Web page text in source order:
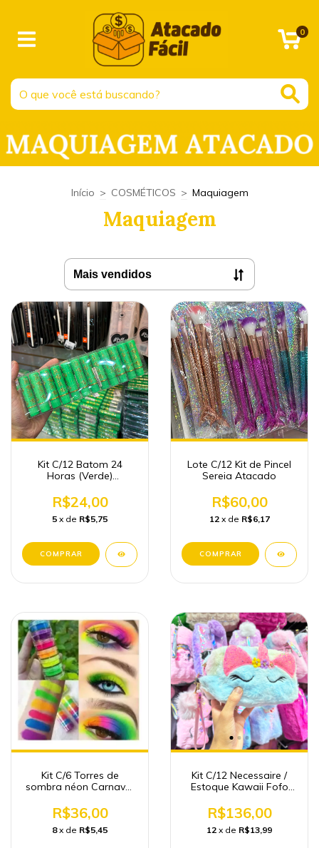
0
Início > COSMÉTICOS > Maquiagem
Maquiagem
Kit C/12 Batom 24
Horas (Verde)
R$24,00
5 x de R$5,75
Lote C/12 Kit de Pincel
Sereia Atacado
R$60,00
12 x de R$6,17
Kit C/6 Torres de
sombra néon Carnaval
R$36,00
8 x de R$5,45
Kit C/12 Necessaire /
Estoque Kawaii Fofo
Importadora
R$136,00
12 x de R$13,99